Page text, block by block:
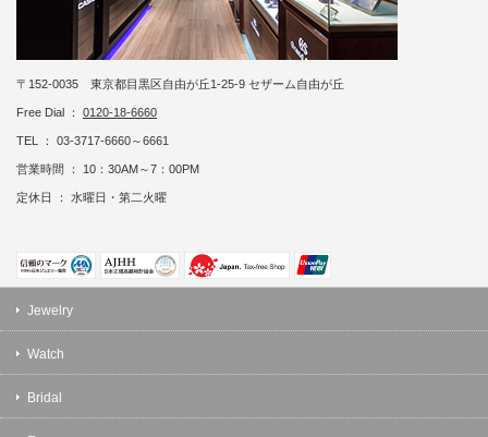
〒152-0035 東京都目黒区自由が丘1-25-9 セザーム自由が丘
Free Dial ： 0120-18-6660
TEL ： 03-3717-6660～6661
営業時間 ： 10：30AM～7：00PM
定休日 ： 水曜日・第二火曜
Jewelry
Watch
Bridal